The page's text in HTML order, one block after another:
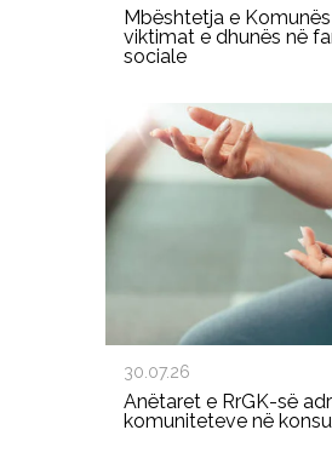
Mbështetja e
viktimat e dhunës në
sociale
30.07.26
Anëtaret e RrGK-së
komuniteteve në